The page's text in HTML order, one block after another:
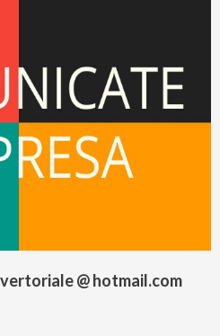
@ hotmail.com